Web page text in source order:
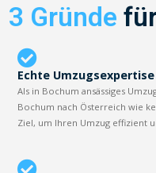
3 Gründe
Echte
Als in Bochum ansässiges
Bochum nach Österreich wie
Ziel, um Ihren Umzug effizient